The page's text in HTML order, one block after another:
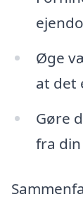
Øge
at det
Gøre
fra